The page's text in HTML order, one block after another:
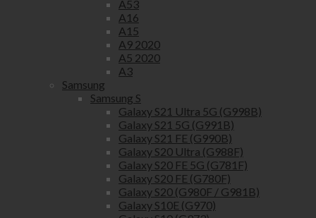
A53
A16
A15
A9 2020
A5 2020
A3
Samsung
Samsung S
Galaxy S21 Ultra 5G (G998B)
Galaxy S21 5G (G991B)
Galaxy S21 FE (G990B)
Galaxy S20 Ultra (G988F)
Galaxy S20 FE 5G (G781F)
Galaxy S20 FE (G780F)
Galaxy S20 (G980F / G981B)
Galaxy S10E (G970)